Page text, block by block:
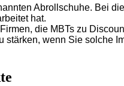
Abrollschuhe. Bei
hat.
die MBTs zu
stärken, wenn Sie solche